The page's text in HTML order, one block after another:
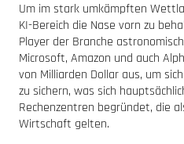
Um im stark umkämpften
KI-Bereich die Nase vorn zu
Player der Branche
Microsoft, Amazon und auch
von Milliarden Dollar aus, um
zu sichern, was sich
Rechenzentren begründet, die
Wirtschaft gelten.